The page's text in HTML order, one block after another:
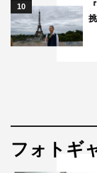
10
フォトギ